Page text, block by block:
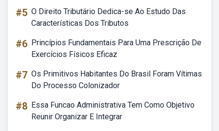
#5 O Direito Tributário Dedica-se Ao Estudo Das
Características Dos Tributos
#6 Princípios Fundamentais Para Uma Prescrição De
Exercícios Físicos Eficaz
#7 Os Primitivos Habitantes Do Brasil Foram Vítimas
Do Processo Colonizador
#8 Essa Funcao Administrativa Tem Como Objetivo
Reunir Organizar E Integrar